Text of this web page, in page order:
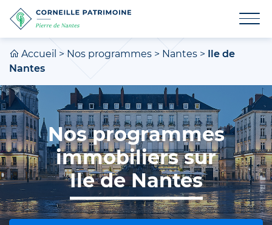
Accueil > Nos programmes > Nantes >
Ile de
Nantes
Nos programmes
immobiliers sur
Ile de Nantes